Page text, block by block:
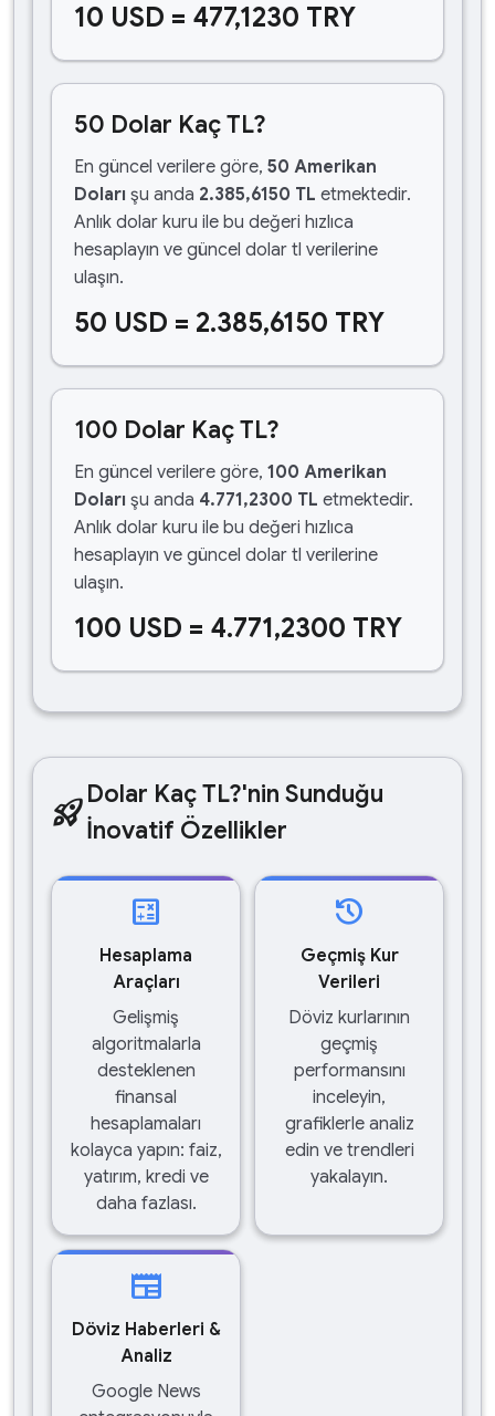
10 USD = 477,1230 TRY
50 Dolar Kaç TL?
En güncel verilere göre, 50 Amerikan
Doları şu anda 2.385,6150 TL etmektedir.
Anlık dolar kuru ile bu değeri hızlıca
hesaplayın ve güncel dolar tl verilerine
ulaşın.
50 USD = 2.385,6150 TRY
100 Dolar Kaç TL?
En güncel verilere göre, 100 Amerikan
Doları şu anda 4.771,2300 TL etmektedir.
Anlık dolar kuru ile bu değeri hızlıca
hesaplayın ve güncel dolar tl verilerine
ulaşın.
100 USD = 4.771,2300 TRY
rocket_launchDolar Kaç TL?'nin Sunduğu
İnovatif Özellikler
calculate
Hesaplama
Araçları
Gelişmiş
algoritmalarla
desteklenen
finansal
hesaplamaları
kolayca yapın: faiz,
yatırım, kredi ve
daha fazlası.
history
Geçmiş Kur
Verileri
Döviz kurlarının
geçmiş
performansını
inceleyin,
grafiklerle analiz
edin ve trendleri
yakalayın.
newspaper
Döviz Haberleri &
Analiz
Google News